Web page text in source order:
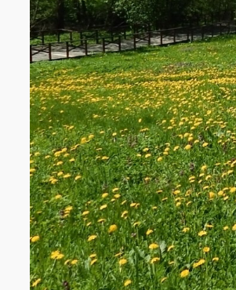
От прошлого века на территории,
старые сосны и дубы с широкими
землях, не занятых лесом.
Битцевского леса. Современные
Подмосковью: хвойные (сосняки и
(липняки с сосной или елью),
естественное происхождение.
конце XIX – начале XX века (ельники
Битцевский лес – единственный,
чистые ельники и имеется
Насаждения хвойных занимают около
38,3% и она постоянно снижается
лесохозяйственном вмешательстве.
Битцевский лес – единственный в
значительные площади. Насаждения
черноольшаники. Единственное
охранной зоне усадьбы «Знаменское-
Состав подлеска разнообразен:
калина, различные виды ив, акация
вида являются интродуцентами.
Источники: Википедия;
http://www.gpbuuc.ru/cao/ru/